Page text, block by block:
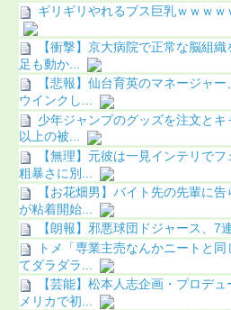
ギリギリやれるブス巨乳ｗｗｗ
【衝撃】京大病院で正常な脳組
足も動か...
【悲報】仙台育英のマネージャ
ウインクし...
少年ジャンプのグッズを注文と
以上の被...
【無理】元彼は一見インテリで
粗暴さに別...
【お花畑男】バイト先の先輩に
が粘着開始...
【朗報】邪悪球団ドジャース、7
トメ「専業主売なんかニートと
てダラダラ...
【芸能】松本人志企画・プロデ
メリカで初...